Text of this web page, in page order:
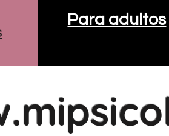
Para adultos